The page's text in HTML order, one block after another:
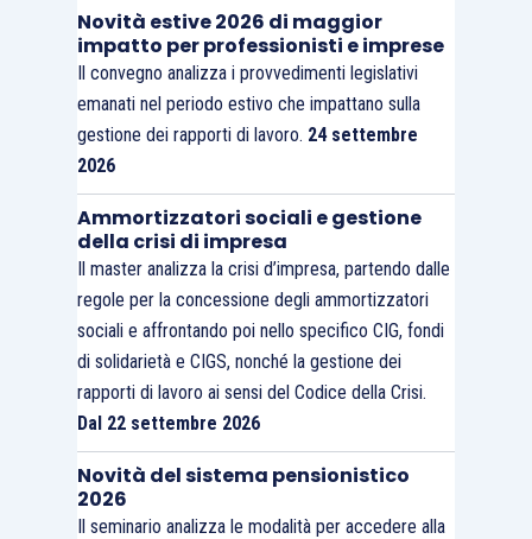
Novità estive 2026 di maggior
impatto per professionisti e imprese
Il convegno analizza i provvedimenti legislativi
emanati nel periodo estivo che impattano sulla
gestione dei rapporti di lavoro. 24 settembre
2026
Ammortizzatori sociali e gestione
della crisi di impresa
Il master analizza la crisi d’impresa, partendo dalle
regole per la concessione degli ammortizzatori
sociali e affrontando poi nello specifico CIG, fondi
di solidarietà e CIGS, nonché la gestione dei
rapporti di lavoro ai sensi del Codice della Crisi.
Dal 22 settembre 2026
Novità del sistema pensionistico
2026
Il seminario analizza le modalità per accedere alla